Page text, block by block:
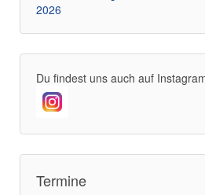
2026
Du findest uns auch auf
Termine